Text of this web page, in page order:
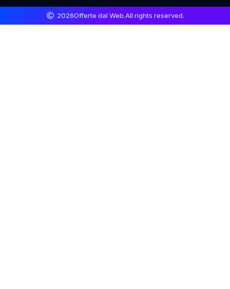
2026Offerte dal Web.All rights reserved.